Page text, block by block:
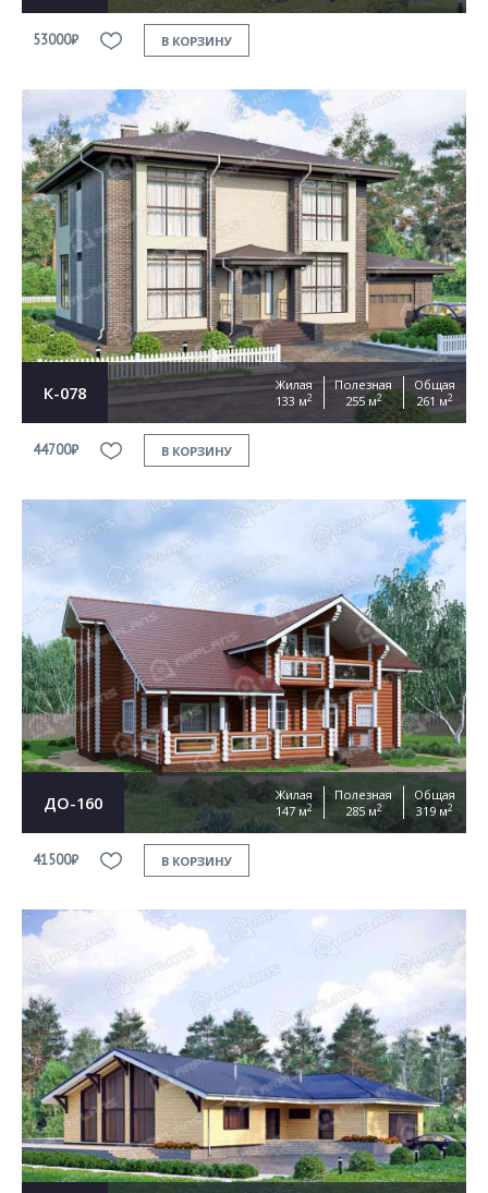
53000₽ В КОРЗИНУ
К-078
Жилая
133 м2
Полезная
255 м2
Общая
261 м2
44700₽ В КОРЗИНУ
ДО-160
Жилая
147 м2
Полезная
285 м2
Общая
319 м2
41500₽ В КОРЗИНУ